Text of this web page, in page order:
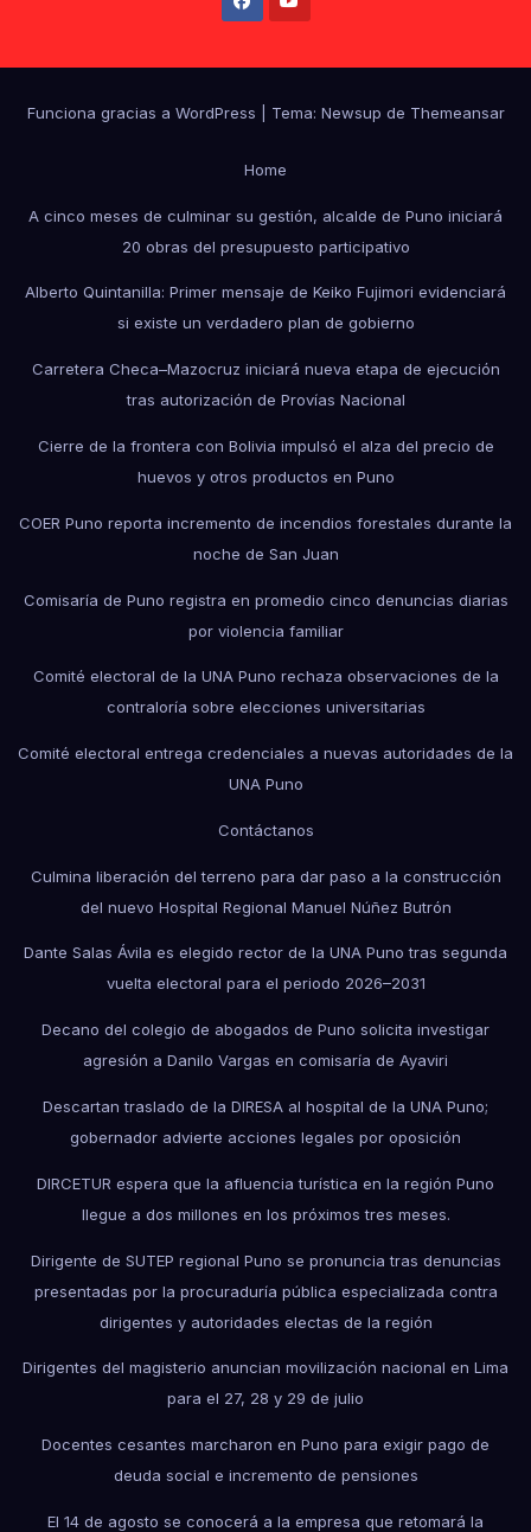
Funciona gracias a WordPress Tema: Newsup de Themeansar
Home
A cinco meses de culminar su gestión, alcalde de Puno iniciará
20 obras del presupuesto participativo
Alberto Quintanilla: Primer mensaje de Keiko Fujimori evidenciará
si existe un verdadero plan de gobierno
Carretera Checa–Mazocruz iniciará nueva etapa de ejecución
tras autorización de Provías Nacional
Cierre de la frontera con Bolivia impulsó el alza del precio de
huevos y otros productos en Puno
COER Puno reporta incremento de incendios forestales durante la
noche de San Juan
Comisaría de Puno registra en promedio cinco denuncias diarias
por violencia familiar
Comité electoral de la UNA Puno rechaza observaciones de la
contraloría sobre elecciones universitarias
Comité electoral entrega credenciales a nuevas autoridades de la
UNA Puno
Contáctanos
Culmina liberación del terreno para dar paso a la construcción
del nuevo Hospital Regional Manuel Núñez Butrón
Dante Salas Ávila es elegido rector de la UNA Puno tras segunda
vuelta electoral para el periodo 2026–2031
Decano del colegio de abogados de Puno solicita investigar
agresión a Danilo Vargas en comisaría de Ayaviri
Descartan traslado de la DIRESA al hospital de la UNA Puno;
gobernador advierte acciones legales por oposición
DIRCETUR espera que la afluencia turística en la región Puno
llegue a dos millones en los próximos tres meses.
Dirigente de SUTEP regional Puno se pronuncia tras denuncias
presentadas por la procuraduría pública especializada contra
dirigentes y autoridades electas de la región
Dirigentes del magisterio anuncian movilización nacional en Lima
para el 27, 28 y 29 de julio
Docentes cesantes marcharon en Puno para exigir pago de
deuda social e incremento de pensiones
El 14 de agosto se conocerá a la empresa que retomará la